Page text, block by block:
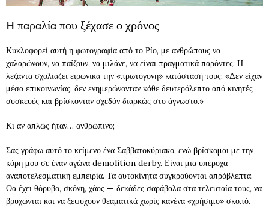
Η παραλία που ξέχασε ο χρόνος
Κυκλοφορεί αυτή η φωτογραφία από το Ρίο, με ανθρώπους να
χαλαρώνουν, να παίζουν, να μιλάνε, να είναι πραγματικά παρόντες. Η
λεζάντα σχολιάζει ειρωνικά την «πρωτόγονη» κατάστασή τους: «Δεν είχαν
μέσα επικοινωνίας, δεν ενημερώνονταν κάθε δευτερόλεπτο από κινητές
συσκευές και βρίσκονταν σχεδόν διαρκώς στο άγνωστο.»
Κι αν απλώς ήταν… ανθρώπινο;
Σας γράφω αυτό το κείμενο ένα Σαββατοκύριακο, ενώ βρίσκομαι με την
κόρη μου σε έναν αγώνα demolition derby. Είναι μια υπέροχα
αναποτελεσματική εμπειρία. Τα αυτοκίνητα συγκρούονται απρόβλεπτα.
Θα έχει θόρυβο, σκόνη, χάος — δεκάδες σαράβαλα στα τελευταία τους, να
βρυχώνται και να ξεψυχούν θεαματικά χωρίς κανένα «χρήσιμο» σκοπό.